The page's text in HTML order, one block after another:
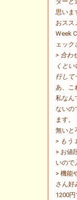
思いま
おスス
Week
ェック
> 合わ
くと
行して
あ、こ
私なん
ないの
ます。
無いと
> もう
> お値
いので
> 機能
さん好
1200